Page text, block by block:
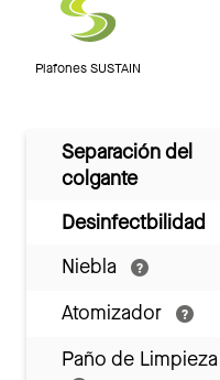
Plafones SUSTAIN
Separación del
colgante
Desinfectbilidad
Niebla
Atomizador
Paño de Limpieza